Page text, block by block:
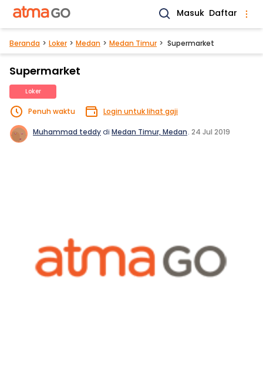
Masuk Daftar
Beranda Loker Medan Medan Timur Supermarket
Supermarket
Loker
Penuh waktu Login untuk lihat gaji
Muhammad teddydi Medan Timur, Medan. 24 Jul 2019